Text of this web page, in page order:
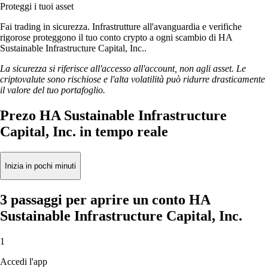
Proteggi i tuoi asset
Fai trading in sicurezza. Infrastrutture all'avanguardia e verifiche
rigorose proteggono il tuo conto crypto a ogni scambio di HA
Sustainable Infrastructure Capital, Inc..
La sicurezza si riferisce all'accesso all'account, non agli asset. Le
criptovalute sono rischiose e l'alta volatilità può ridurre drasticamente
il valore del tuo portafoglio.
Prezo HA Sustainable Infrastructure
Capital, Inc. in tempo reale
Inizia in pochi minuti
3 passaggi per aprire un conto HA
Sustainable Infrastructure Capital, Inc.
1
Accedi l'app